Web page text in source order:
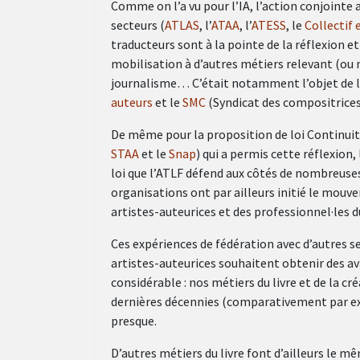
Comme on l’a vu pour l’IA, l’action
secteurs (ATLAS, l’ATAA, l’ATESS, le Collectif
traducteurs sont à la pointe de la réflexion
mobilisation à d’autres métiers relevant
journalisme… C’était notamment l’objet de
auteurs et le SMC (Syndicat des
De même pour la proposition de loi
STAAet le Snap) qui a permis cette
loi que l’ATLF défend aux côtés de
organisations ont par ailleurs initié le
artistes-auteurices et des professionnel·les
Ces expériences de fédération avec
artistes-auteurices souhaitent obtenir des
considérable : nos métiers du livre et de la
dernières décennies (comparativement par
presque.
D’autres métiers du livre font d’ailleurs le